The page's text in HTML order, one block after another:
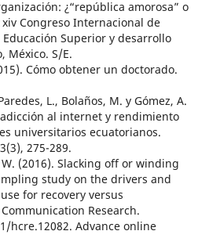
¿“república amorosa” o
Congreso Internacional de
Superior y desarrollo
México. S/E.
Cómo obtener un doctorado.
L., Bolaños, M. y Gómez, A.
al internet y rendimiento
universitarios ecuatorianos.
275-289.
(2016). Slacking off or winding
study on the drivers and
for recovery versus
Research.
hcre.12082. Advance online